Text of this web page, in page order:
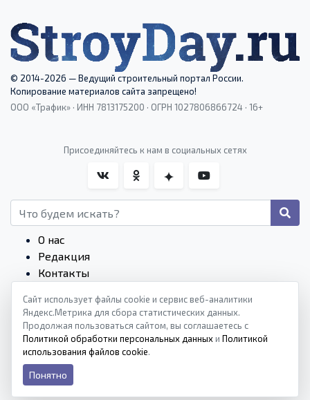
© 2014-2026 — Ведущий строительный портал России.
Копирование материалов сайта запрещено!
ООО «Трафик» · ИНН 7813175200 · ОГРН 1027806866724 · 16+
Присоединяйтесь к нам в социальных сетях
О нас
Редакция
Контакты
Пользовательское соглашение
Монетизация сайтов
Политика конфиденциальности
Политика cookies
Сайт использует файлы cookie и сервис веб-аналитики
Яндекс.Метрика для сбора статистических данных.
Продолжая пользоваться сайтом, вы соглашаетесь с
Политикой обработки персональных данных и Политикой
использования файлов cookie.
Понятно